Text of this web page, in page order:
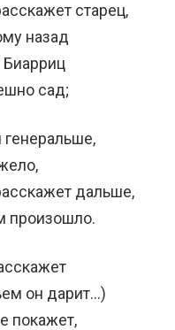
старец,
назад
Биарриц
сад;
генеральше,
дальше,
произошло.
он дарит…)
покажет,